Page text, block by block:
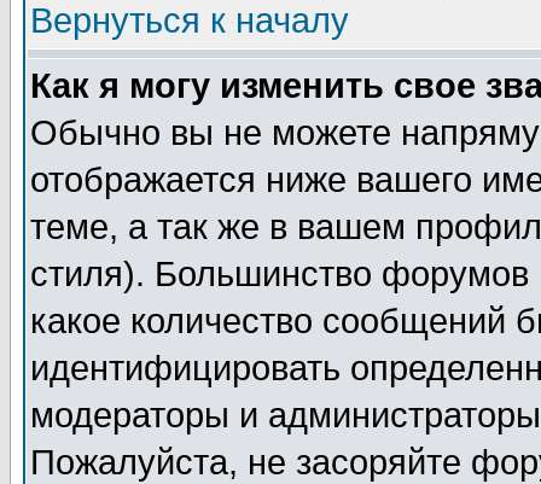
Вернуться к началу
Как я могу изменить свое
Обычно вы не можете
отображается ниже вашего
теме, а так же в вашем
стиля). Большинство форумов
какое количество сообщений
идентифицировать
модераторы и
Пожалуйста, не засоряйте